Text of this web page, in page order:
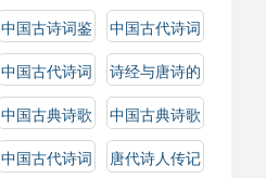
中国古诗词鉴
赏辞典
中国古代诗词
鉴赏辞典
中国古代诗词
鉴赏
诗经与唐诗的
比较研究
中国古典诗歌
鉴赏辞典
中国古典诗歌
鉴赏
中国古代诗词
唐代诗人传记